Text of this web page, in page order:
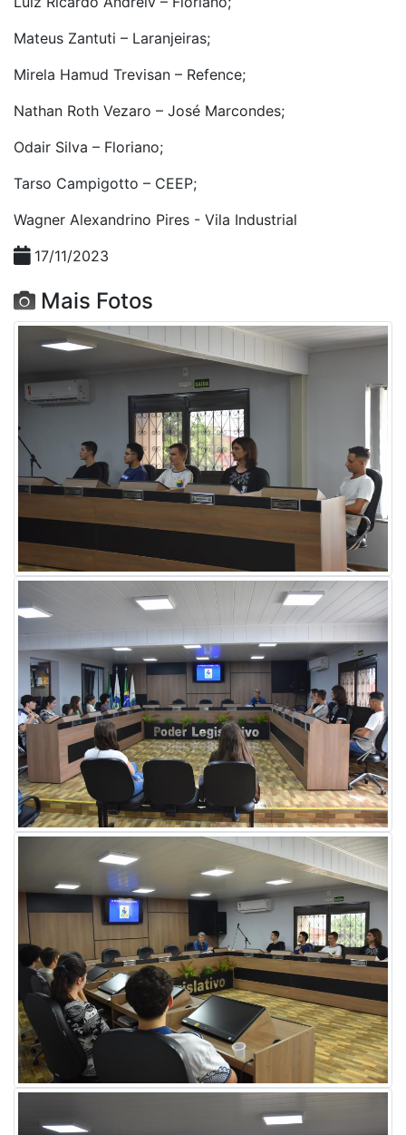
Mateus Zantuti – Laranjeiras;
Mirela Hamud Trevisan – Refence;
Nathan Roth Vezaro – José Marcondes;
Odair Silva – Floriano;
Tarso Campigotto – CEEP;
Wagner Alexandrino Pires - Vila Industrial
17/11/2023
Mais Fotos